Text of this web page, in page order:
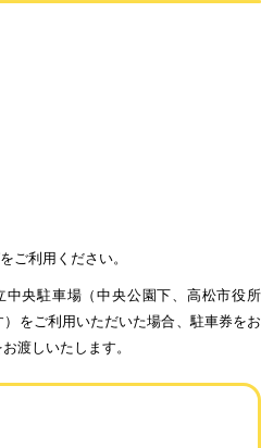
ご利用ください。
央駐車場（中央公園下、高松市役所
をご利用いただいた場合、駐車券をお
渡しいたします。